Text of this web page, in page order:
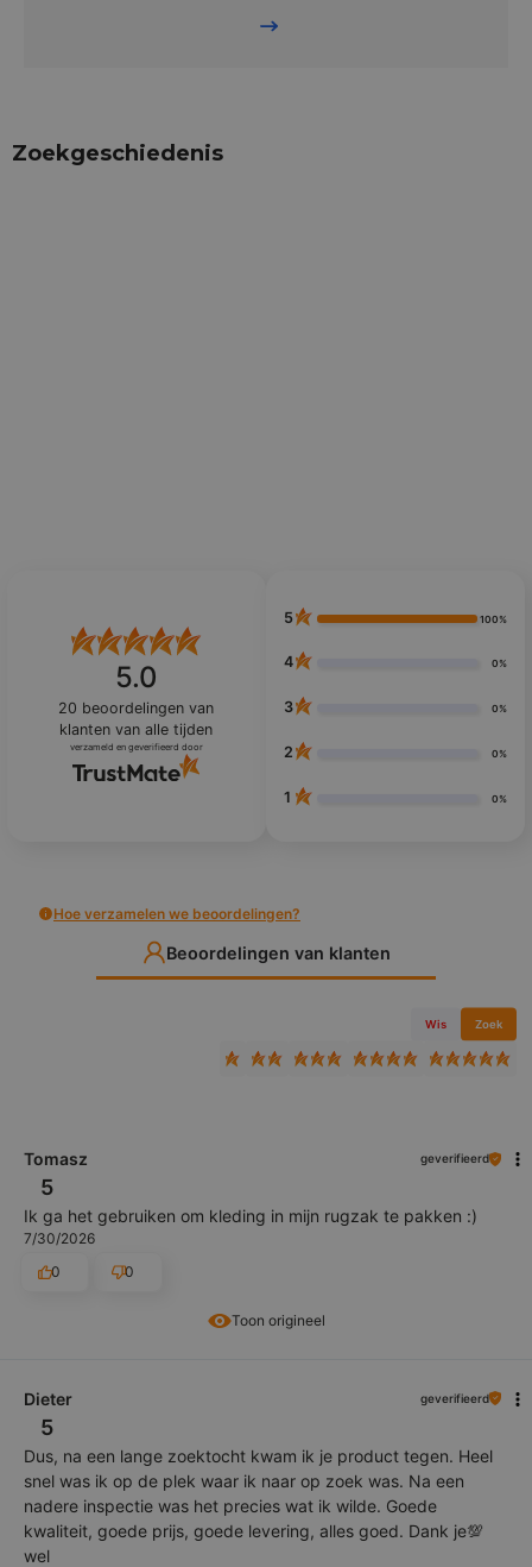
Zoekgeschiedenis
5.0
20 beoordelingen van
klantenvan alle tijden
verzameld en geverifieerd door
5 100%
4 0%
3 0%
2 0%
1 0%
Hoe verzamelen we beoordelingen?
Beoordelingen van klanten
Wis Zoek
Toon origineel
Tomasz geverifieerd
5
Ik ga het gebruiken om kleding in mijn rugzak te pakken :)
7/30/2026
0
0
Dieter geverifieerd
5
Dus, na een lange zoektocht kwam ik je product tegen. Heel
snel was ik op de plek waar ik naar op zoek was. Na een
nadere inspectie was het precies wat ik wilde. Goede
kwaliteit, goede prijs, goede levering, alles goed. Dank je💯
wel